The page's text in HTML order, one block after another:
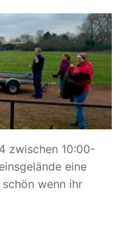
zwischen 10:00-
eine
wenn ihr